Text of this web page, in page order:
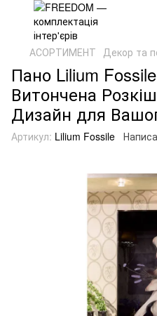
АСОРТИМЕНТ Декор та
Пано Lilium
Витончена
Дизайн для
Артикул: Lilium Fossile